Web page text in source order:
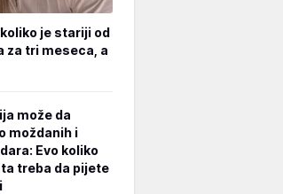
je stariji od
za tri meseca, a
može da
moždanih i
Evo koliko
treba da pijete